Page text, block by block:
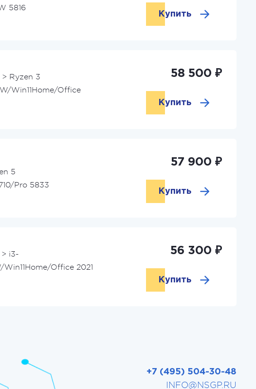
5816
Купить
Ryzen 3
Win11Home/Office
58 500 ₽
Купить
5
Pro 5833
57 900 ₽
Купить
i3-
Office 2021
56 300 ₽
Купить
+7 (495) 504-30-48
INFO@NSGP.RU